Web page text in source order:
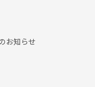
お知らせ